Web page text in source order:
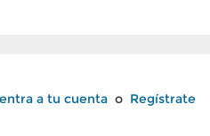
entra a tu cuenta o Regístrate